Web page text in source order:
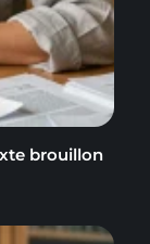
brouillon